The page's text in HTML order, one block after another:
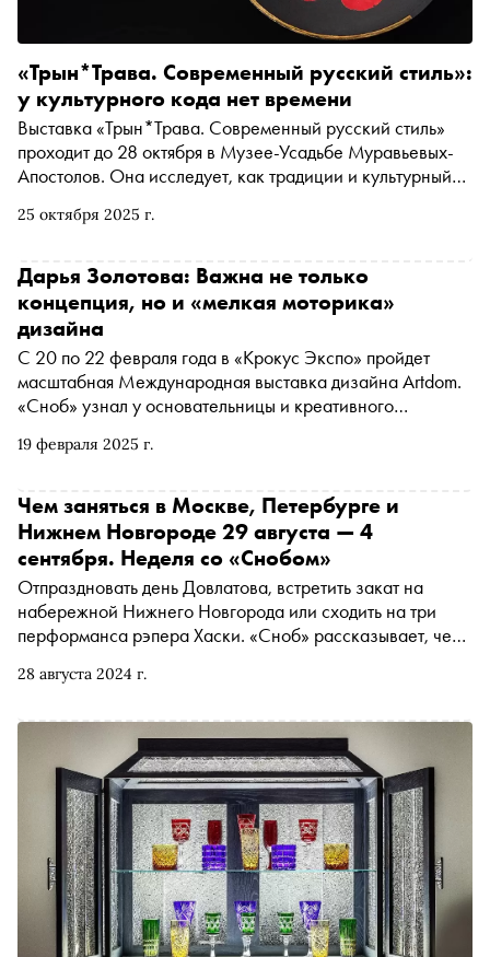
25 октября 2025 г.
«Трын*Трава. Современный русский стиль»:
у культурного кода нет времени
Выставка «Трын*Трава. Современный русский стиль»
проходит до 28 октября в Музее-Усадьбе Муравьевых-
Апостолов. Она исследует, как традиции и культурный
дизайне и искусстве. О том, как сегодня проявляется
её имитацией, и почему важно фиксировать дух
времени через искусство, «Сноб» поговорил с
кураторами и организаторами выставки — Элиной
Туктамишевой, Ириной Батьковой и Светланой Поповой
19 февраля 2025 г.
Дарья Золотова: Важна не только
концепция, но и «мелкая моторика»
дизайна
С 20 по 22 февраля года в «Крокус Экспо» пройдет
масштабная Международная выставка дизайна Artdom.
«Сноб» узнал у основательницы и креативного
проект, что такое настоящий «русский стиль» и правда
28 августа 2024 г.
Чем заняться в Москве, Петербурге и
Нижнем Новгороде 29 августа — 4
сентября. Неделя со «Снобом»
Отпраздновать день Довлатова, встретить закат на
набережной Нижнего Новгорода или сходить на три
перформанса рэпера Хаски. «Сноб» рассказывает, чем